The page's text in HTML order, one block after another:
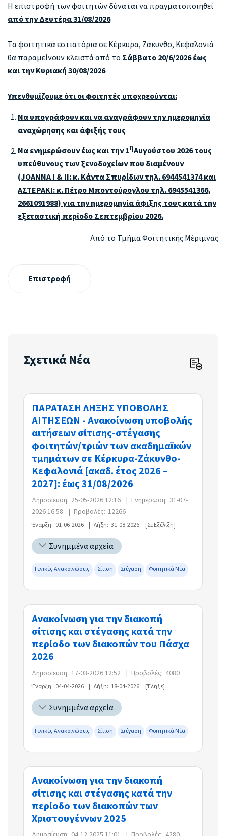
Η επιστροφή των φοιτητών δύναται να πραγματοποιηθεί
από την Δευτέρα 31/08/2026.
Τα φοιτητικά εστιατόρια σε Κέρκυρα, Ζάκυνθο, Κεφαλονιά
θα παραμείνουν κλειστά από το Σάββατο 20/6/2026 έως
και την Κυριακή 30/08/2026.
Υπενθυμίζουμε ότι οι φοιτητές υποχρεούνται:
Να υπογράφουν και να αναγράφουν την ημερομηνία
αναχώρησης και άφιξής τους
Να ενημερώσουν έως και την 1ηΑυγούστου 2026 τους
υπεύθυνους των ξενοδοχείων που διαμένουν
(JOANNAI&II: κ. Κάντα Σπυρίδων τηλ. 6944541374 και
ΑΣΤΕΡΑΚΙ: κ. Πέτρο Μποντούρογλου τηλ. 6945541366,
2661091988) για την ημερομηνία άφιξης τους κατά την
εξεταστική περίοδο Σεπτεμβρίου 2026.
Από το Τμήμα Φοιτητικής Μέριμνας
Επιστροφή
Σχετικά Νέα
ΠΑΡΑΤΑΣΗ ΛΗΞΗΣ ΥΠΟΒΟΛΗΣ
ΑΙΤΗΣΕΩΝ - Ανακοίνωση υποβολής
αιτήσεων σίτισης-στέγασης
φοιτητών/τριών των ακαδημαϊκών
τμημάτων σε Κέρκυρα-Ζάκυνθο-
Κεφαλονιά [ακαδ. έτος 2026 –
2027]: έως 31/08/2026
Δημοσίευση: 25-05-2026 12:16 | Ενημέρωση: 31-07-
2026 16:58
| Προβολές: 12266
Έναρξη: 01-06-2026 | Λήξη: 31-08-2026 [Σε Εξέλιξη]
Συνημμένα αρχεία
Γενικές Ανακοινώσεις Σίτιση Στέγαση Φοιτητικά Νέα
Ανακοίνωση για την διακοπή
σίτισης και στέγασης κατά την
περίοδο των διακοπών του Πάσχα
2026
Δημοσίευση: 17-03-2026 12:52 | Προβολές: 4080
Έναρξη: 04-04-2026 | Λήξη: 18-04-2026 [Έληξε]
Συνημμένα αρχεία
Γενικές Ανακοινώσεις Σίτιση Στέγαση Φοιτητικά Νέα
Ανακοίνωση για την διακοπή
σίτισης και στέγασης κατά την
περίοδο των διακοπών των
Χριστουγέννων 2025